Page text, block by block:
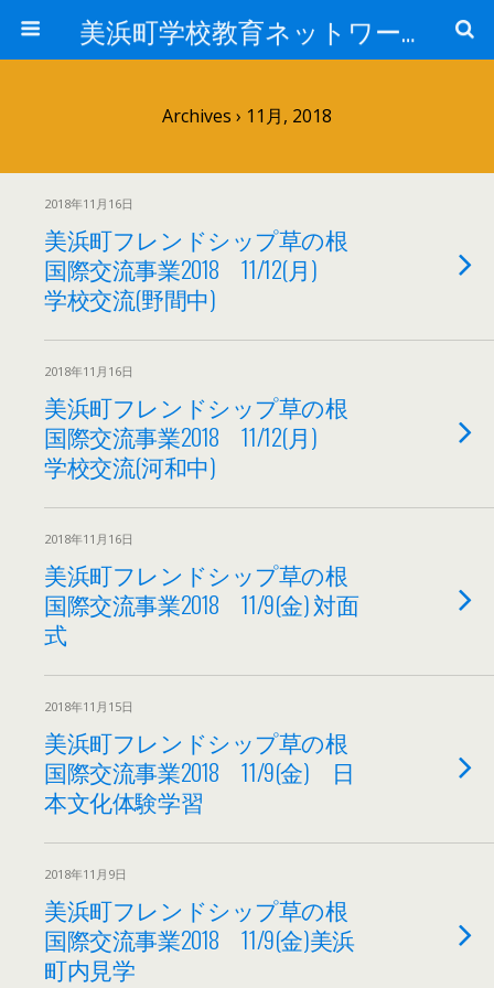
美浜町学校教育ネットワーク
Archives › 11月, 2018
2018年11月16日
美浜町フレンドシップ草の根
国際交流事業2018 11/12(月)
学校交流(野間中)
2018年11月16日
美浜町フレンドシップ草の根
国際交流事業2018 11/12(月)
学校交流(河和中)
2018年11月16日
美浜町フレンドシップ草の根
国際交流事業2018 11/9(金) 対面
式
2018年11月15日
美浜町フレンドシップ草の根
国際交流事業2018 11/9(金) 日
本文化体験学習
2018年11月9日
美浜町フレンドシップ草の根
国際交流事業2018 11/9(金)美浜
町内見学